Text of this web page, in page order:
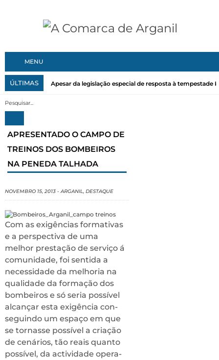
MENU
ÚLTIMAS Apesar da legislação especial de resposta à tempestade
APRESENTADO O CAMPO DE
TREINOS DOS BOMBEIROS
NA PENEDA TALHADA
NOVEMBRO 15, 2013 -ARGANIL, DESTAQUE
Com as exigências forma­tivas
e a perspectiva de uma
melhor prestação de serviço á
comunidade, foi sentida a
necessidade da melhoria na
qualidade da formação dos
bombeiros e só seria possível
alcançar esta exigência con­
seguindo um espaço em que
se tornasse possível a criação
de cenários, tão reais quanto
possível, da actividade opera­